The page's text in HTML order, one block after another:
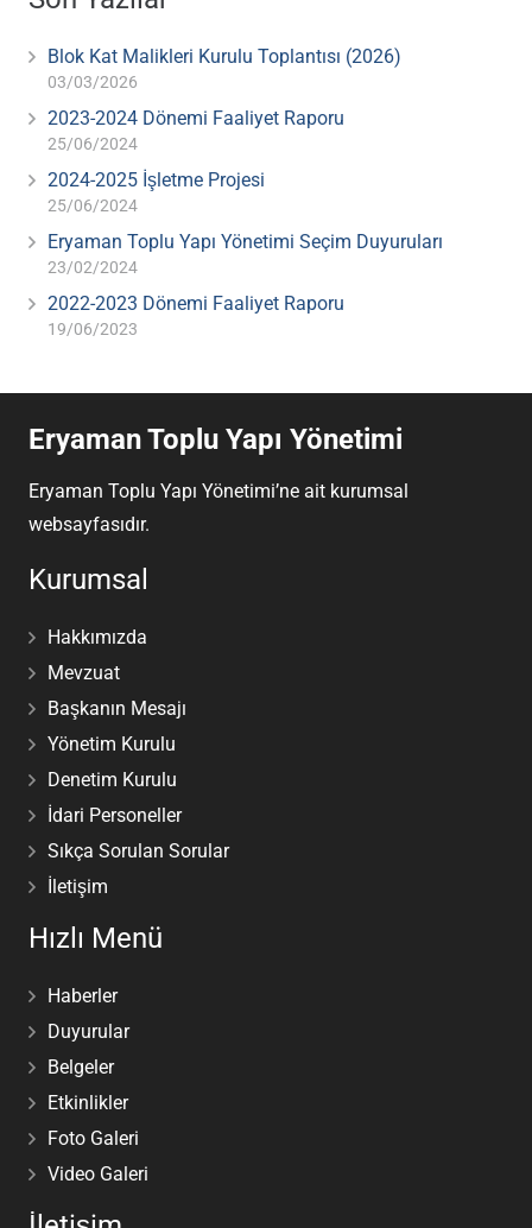
Blok Kat Malikleri Kurulu Toplantısı (2026)
03/03/2026
2023-2024 Dönemi Faaliyet Raporu
25/06/2024
2024-2025 İşletme Projesi
25/06/2024
Eryaman Toplu Yapı Yönetimi Seçim Duyuruları
23/02/2024
2022-2023 Dönemi Faaliyet Raporu
19/06/2023
Eryaman Toplu Yapı Yönetimi
Eryaman Toplu Yapı Yönetimi’ne ait kurumsal
websayfasıdır.
Kurumsal
Hakkımızda
Mevzuat
Başkanın Mesajı
Yönetim Kurulu
Denetim Kurulu
İdari Personeller
Sıkça Sorulan Sorular
İletişim
Hızlı Menü
Haberler
Duyurular
Belgeler
Etkinlikler
Foto Galeri
Video Galeri